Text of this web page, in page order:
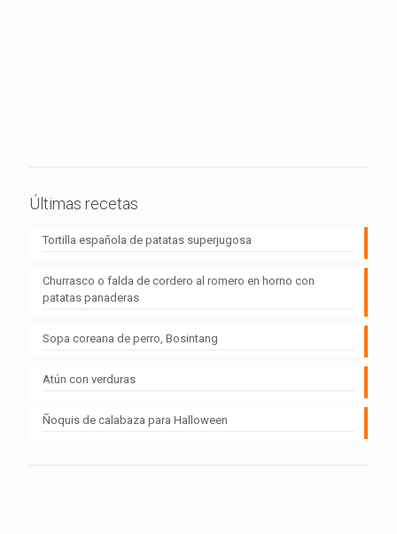
Últimas recetas
Tortilla española de patatas superjugosa
Churrasco o falda de cordero al romero en horno con
patatas panaderas
Sopa coreana de perro, Bosintang
Atún con verduras
Ñoquis de calabaza para Halloween